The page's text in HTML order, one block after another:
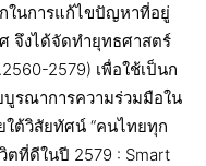
ในการแก้ไขปัญหาที่อยู่
จึงได้จัดทำยุทธศาสตร์
2579) เพื่อใช้เป็นก
รณาการความร่วมมือใน
ต้วิสัยทัศน์ “คนไทยทุก
ที่ดีในปี 2579 : Smart